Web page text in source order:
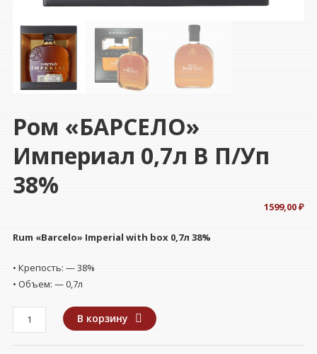
Ром «БАРСЕЛО»
Империал 0,7л В П/уп
38%
1599,00₽
Rum «Barcelo» Imperial with box0,7л 38%
• Крепость: — 38%
• Объем: — 0,7л
Количество
товара
Ром
В корзину